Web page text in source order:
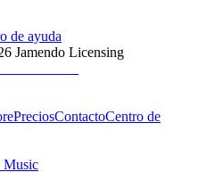
de ayuda
Jamendo Licensing
PreciosContactoCentro de
Music